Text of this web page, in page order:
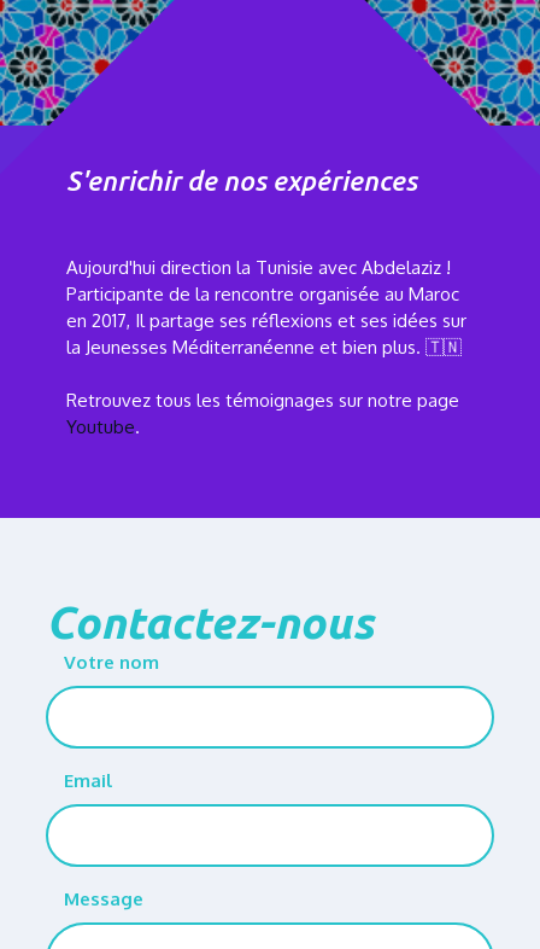
S'enrichir de nos expériences
Aujourd'hui direction la Tunisie avec Abdelaziz !
Participante de la rencontre organisée au Maroc
en 2017, Il partage ses réflexions et ses idées sur
la Jeunesses Méditerranéenne et bien plus. 🇹🇳
Retrouvez tous les témoignages sur notre page
Youtube.
Contactez-nous
Votre nom
Email
Message